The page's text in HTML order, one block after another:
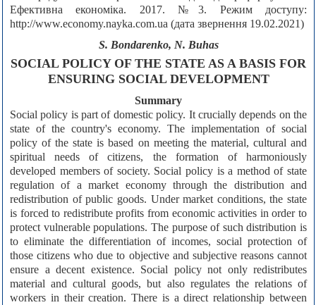
Ефективна економіка. 2017. №3. Режим доступу:
http://www.economy.nayka.com.ua (дата звернення 19.02.2021)
S. Bondarenko, N. Buhas
SOCIAL POLICY OF THE STATE AS A BASIS FOR
ENSURING SOCIAL DEVELOPMENT
Summary
Social policy is part of domestic policy. It crucially depends on the
state of the country's economy. The implementation of social
policy of the state is based on meeting the material, cultural and
spiritual needs of citizens, the formation of harmoniously
developed members of society. Social policy is a method of state
regulation of a market economy through the distribution and
redistribution of public goods. Under market conditions, the state
is forced to redistribute profits from economic activities in order to
protect vulnerable populations. The purpose of such distribution is
to eliminate the differentiation of incomes, social protection of
those citizens who due to objective and subjective reasons cannot
ensure a decent existence. Social policy not only redistributes
material and cultural goods, but also regulates the relations of
workers in their creation. There is a direct relationship between